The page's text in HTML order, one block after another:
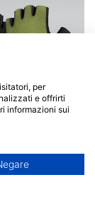
€
per
e offrirti
informazioni sui